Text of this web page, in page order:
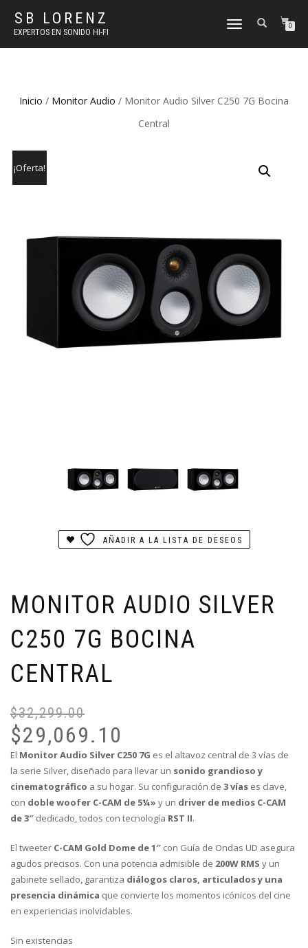
SB LORENZ
EXPERTOS EN SONIDO HI-FI
TOGGLE
0
Inicio / Monitor Audio / Monitor Audio Silver C250 7G Bocina
Central
¡Oferta!
AÑADIR A LA LISTA DE DESEOS
MONITOR AUDIO SILVER
C250 7G BOCINA
CENTRAL
$32,299.00
$29,069.10
El Monitor Audio Silver C250 7G es el altavoz central de 3 vías de
la serie Silver, diseñado para llevar un sonido grandioso y
cinematográfico a su hogar. Su configuración de 3 vías es clave,
con doble woofer C-CAM de 5¼» y un driver de medios C-CAM
de 3″ dedicado, todos con tecnología RST II.
El tweeter C-CAM Gold Dome de 1″ con Guía de Ondas UD asegura
agudos precisos. Con una potencia admisible de 200W RMS y un
gabinete sellado, garantiza diálogos claros, articulados y una
presencia dinámica que convierte los momentos icónicos del cine
en experiencias inolvidables.
Sin existencias